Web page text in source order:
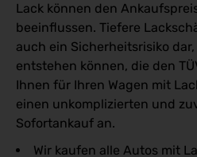
Lack können den
beeinflussen. Tiefere
auch ein Sicherheitsrisiko
entstehen können, die den
Ihnen für Ihren Wagen mit
einen unkomplizierten und
Sofortankauf an.
Wir kaufen alle Autos mit